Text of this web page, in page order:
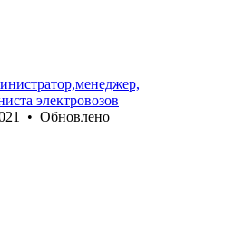
электровозов
• Обновлено